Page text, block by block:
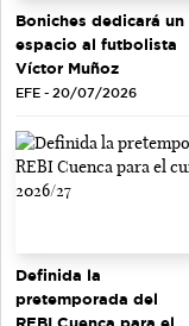
Boniches dedicará un
espacio al futbolista
Víctor Muñoz
EFE - 20/07/2026
Definida la
pretemporada del
REBI Cuenca para el